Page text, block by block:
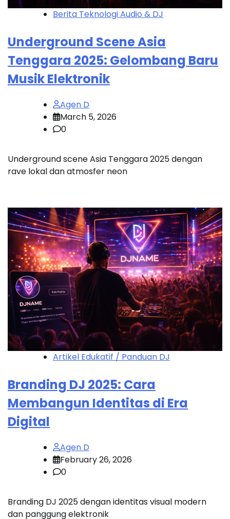
Berita Teknologi Audio & DJ
Underground Scene Asia
Tenggara 2025: Gelombang Baru
Musik Elektronik
Agen D
March 5, 2026
0
Underground scene Asia Tenggara 2025 dengan
rave lokal dan atmosfer neon
Artikel Edukatif / Panduan DJ
Branding DJ 2025: Cara
Membangun Identitas di Era
Digital
Agen D
February 26, 2026
0
Branding DJ 2025 dengan identitas visual modern
dan panggung elektronik